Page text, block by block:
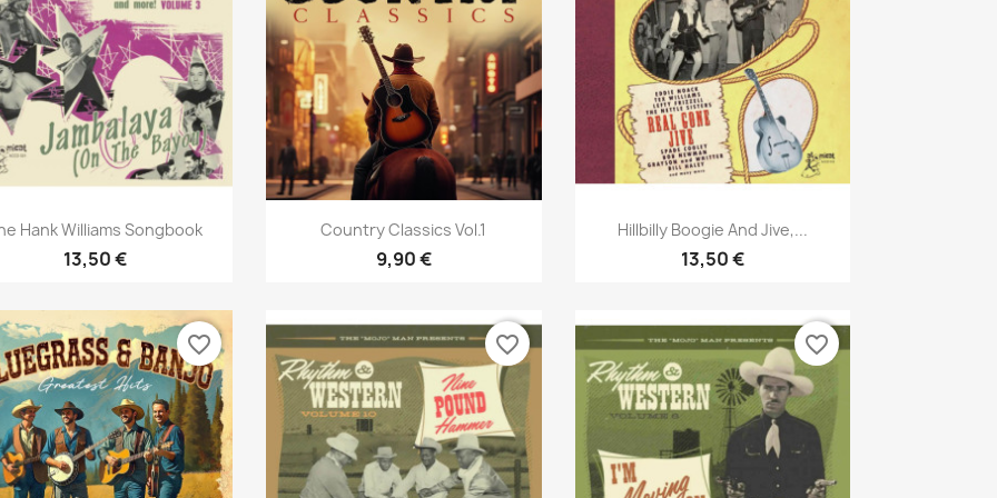
Aperçu rapide
Hank Williams Songbook
13,50 €
Aperçu rapide
Country Classics Vol.1
9,90 €
Aperçu rapide
Hillbilly Boogie And Jive,...
13,50 €
favorite_border favorite_border favorite_border